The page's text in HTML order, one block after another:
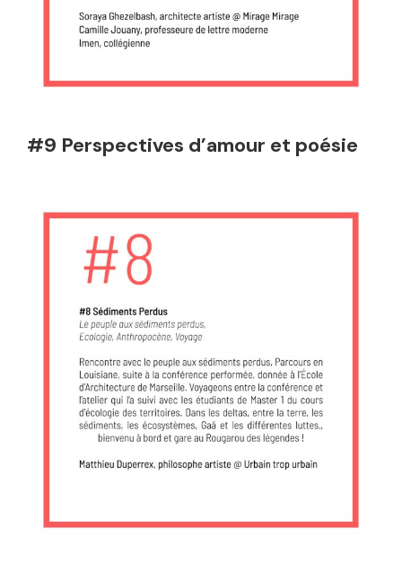
#9 Perspectives d’amour et poésie